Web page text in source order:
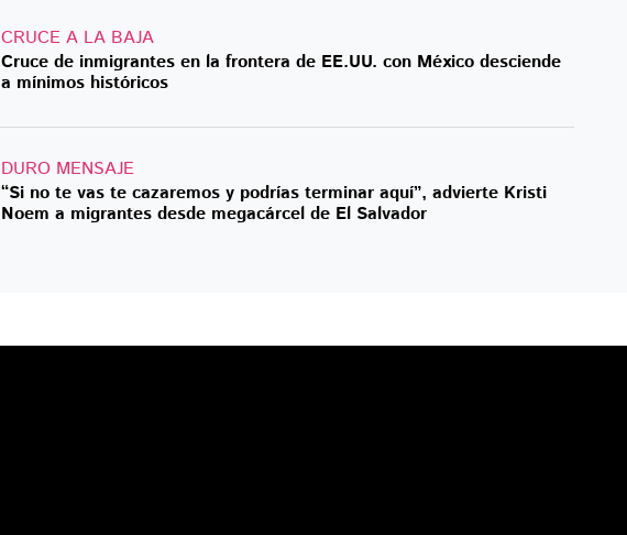
CRUCE A LA BAJA
Cruce de inmigrantes en la frontera de EE.UU. con México desciende
a mínimos históricos
DURO MENSAJE
“Si no te vas te cazaremos y podrías terminar aquí”, advierte Kristi
Noem a migrantes desde megacárcel de El Salvador